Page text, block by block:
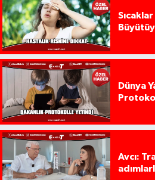
Dünya
Avcı: